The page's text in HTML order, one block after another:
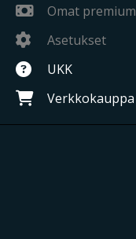
Omat premium
Asetukset
UKK
Verkkokauppa